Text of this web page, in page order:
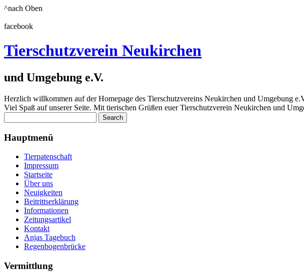
^nach Oben
facebook
Tierschutzverein Neukirchen
und Umgebung e.V.
Herzlich willkommen auf der Homepage des Tierschutzvereins Neukirchen und Umgebung
Viel Spaß auf unserer Seite. Mit tierischen Grüßen euer Tierschutzverein Neukirchen und
Hauptmenü
Tierpatenschaft
Impressum
Startseite
Über uns
Neuigkeiten
Beitrittserklärung
Informationen
Zeitungsartikel
Kontakt
Anjas Tagebuch
Regenbogenbrücke
Vermittlung